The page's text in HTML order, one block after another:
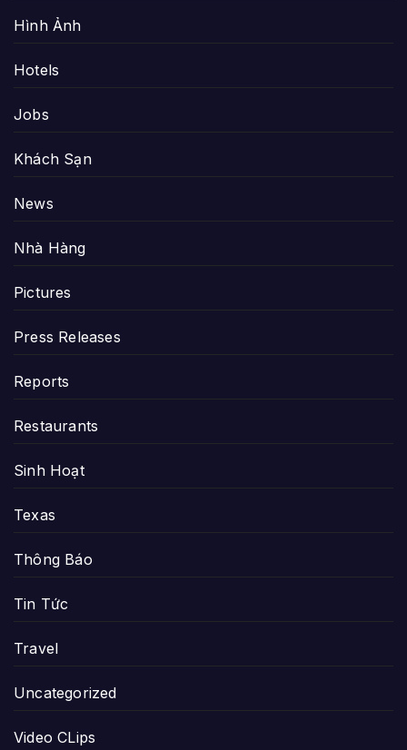
Hình Ảnh
Hotels
Jobs
Khách Sạn
News
Nhà Hàng
Pictures
Press Releases
Reports
Restaurants
Sinh Hoạt
Texas
Thông Báo
Tin Tức
Travel
Uncategorized
Video CLips